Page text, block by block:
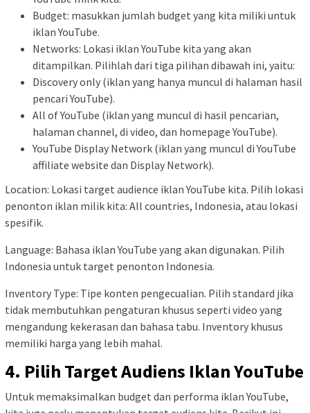
Budget: masukkan jumlah budget yang kita miliki untuk
iklan YouTube.
Networks: Lokasi iklan YouTube kita yang akan
ditampilkan. Pilihlah dari tiga pilihan dibawah ini, yaitu:
Discovery only (iklan yang hanya muncul di halaman hasil
pencari YouTube).
All of YouTube (iklan yang muncul di hasil pencarian,
halaman channel, di video, dan homepage YouTube).
YouTube Display Network (iklan yang muncul di YouTube
affiliate website dan Display Network).
Location: Lokasi target audience iklan YouTube kita. Pilih lokasi
penonton iklan milik kita: All countries, Indonesia, atau lokasi
spesifik.
Language: Bahasa iklan YouTube yang akan digunakan. Pilih
Indonesia untuk target penonton Indonesia.
Inventory Type: Tipe konten pengecualian. Pilih standard jika
tidak membutuhkan pengaturan khusus seperti video yang
mengandung kekerasan dan bahasa tabu. Inventory khusus
memiliki harga yang lebih mahal.
4. Pilih Target Audiens Iklan YouTube
Untuk memaksimalkan budget dan performa iklan YouTube,